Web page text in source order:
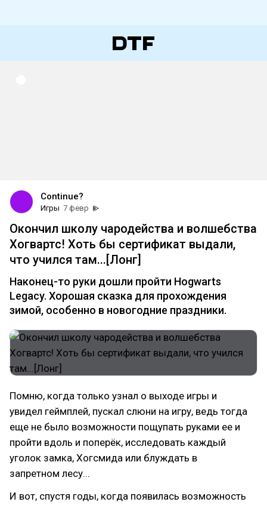
Continue?
Игры 7 февр
Окончил школу чародейства и волшебства
Хогвартс! Хоть бы сертификат выдали,
что учился там...[Лонг]
Наконец-то руки дошли пройти Hogwarts
Legacy. Хорошая сказка для прохождения
зимой, особенно в новогодние праздники.
Помню, когда только узнал о выходе игры и
увидел геймплей, пускал слюни на игру, ведь тогда
еще не было возможности пощупать руками ее и
пройти вдоль и поперёк, исследовать каждый
уголок замка, Хогсмида или блуждать в
запретном лесу...
И вот, спустя годы, когда появилась возможность